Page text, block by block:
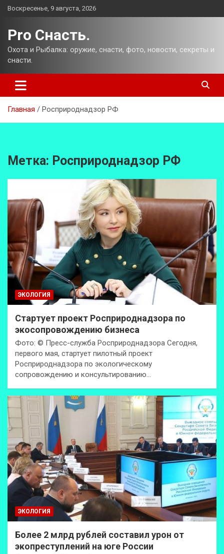
Перейти
Воскресенье, 9 августа, 2026
Pro Снасть.
Охота и Рыбалка: оружие, снасти, фото, новости, секреты и
снасти.
Главная Росприроднадзор РФ
Метка: Росприроднадзор РФ
ЭКОЛОГИЯ
Стартует проект Росприроднадзора по
экосопровождению бизнеса
Фото: © Пресс-служба Росприроднадзора Сегодня,
первого мая, стартует пилотный проект
Росприроднадзора по экологическому
сопровождению и консультированию…
ЭКОЛОГИЯ
Более 2 млрд рублей составил урон от
экопреступлений на юге России